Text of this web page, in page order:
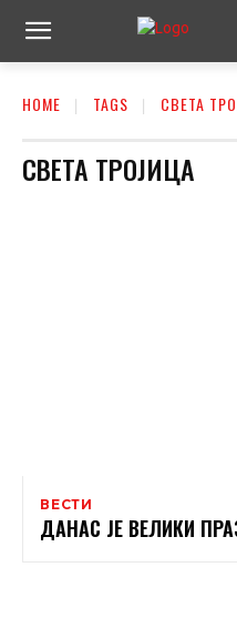
HOME TAGS СВЕТА
СВЕТА ТРОЈИЦА
ВЕСТИ
ДАНАС ЈЕ ВЕЛИКИ